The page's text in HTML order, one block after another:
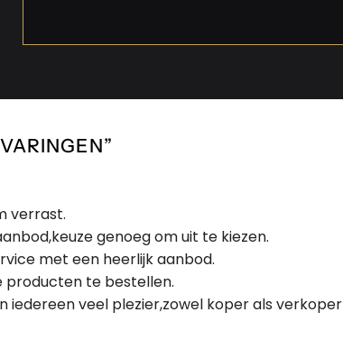
”
verrast.
genoeg om uit te kiezen.
met een heerlijk aanbod.
producten te bestellen.
iedereen veel plezier,zowel koper als verkoper